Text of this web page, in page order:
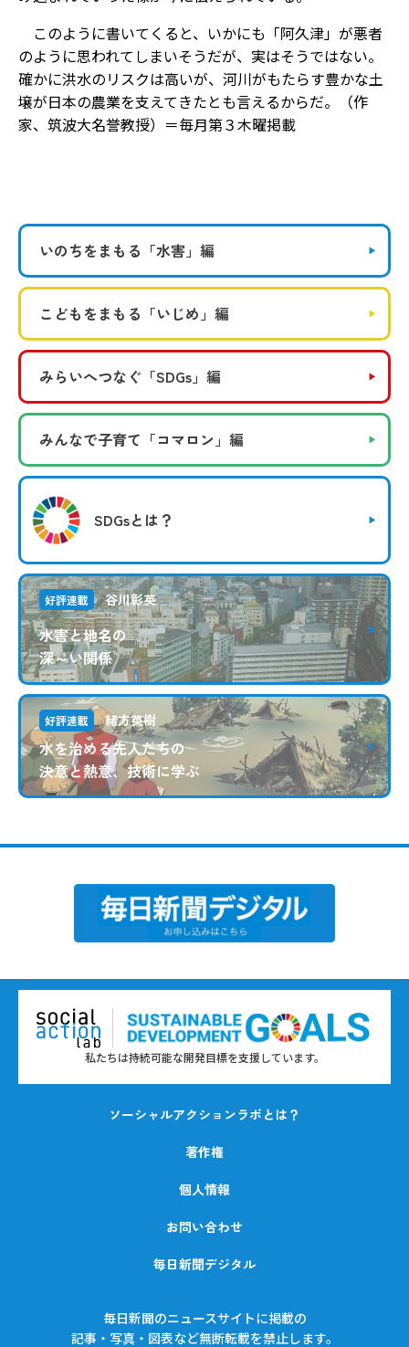
このように書いてくると、いかにも「阿久津」が悪者
のように思われてしまいそうだが、実はそうではない。
確かに洪水のリスクは高いが、河川がもたらす豊かな土
壌が日本の農業を支えてきたとも言えるからだ。（作
家、筑波大名誉教授）＝毎月第３木曜掲載
いのちをまもる 「水害」編
こどもをまもる 「いじめ」編
みらいへつなぐ 「SDGs」編
みんなで子育て 「コマロン」編
SDGsとは？
好評連載 谷川彰英
水害と地名の
深～い関係
好評連載 緒方英樹
水を治める先人たちの
決意と熱意、技術に学ぶ
私たちは持続可能な開発目標を支援しています。
ソーシャルアクションラボとは？
著作権
個人情報
お問い合わせ
毎日新聞デジタル
毎日新聞のニュースサイトに掲載の
記事・写真・図表など無断転載を禁止します。